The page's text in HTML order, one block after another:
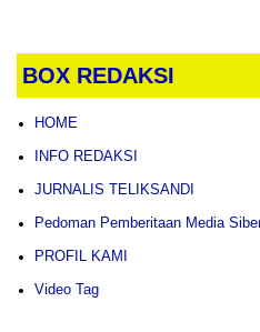
BOX REDAKSI
HOME
INFO REDAKSI
JURNALIS TELIKSANDI
Pedoman Pemberitaan Media
PROFIL KAMI
Video Tag